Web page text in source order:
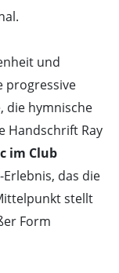
und
progressive
die hymnische
Handschrift Ray
im Club
das die
stellt
Form